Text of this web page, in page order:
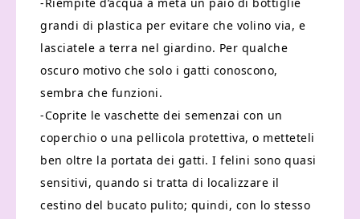
grandi di plastica per evitare che volino via, e
lasciatele a terra nel giardino. Per qualche
oscuro motivo che solo i gatti conoscono,
sembra che funzioni.
-Coprite le vaschette dei semenzai con un
coperchio o una pellicola protettiva, o metteteli
ben oltre la portata dei gatti. I felini sono quasi
sensitivi, quando si tratta di localizzare il
cestino del bucato pulito; quindi, con lo stesso